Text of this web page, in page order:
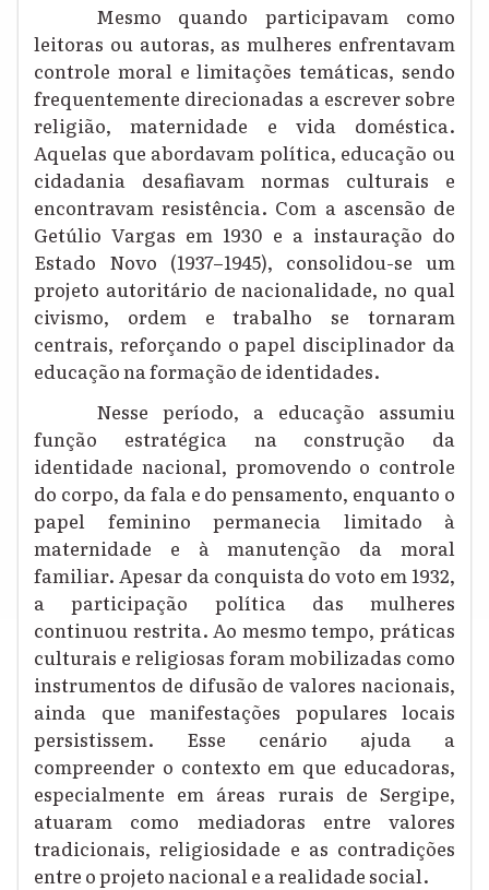
Mesmo quando participavam como
leitoras ou autoras, as mulheres enfrentavam
controle moral e limitações temáticas, sendo
frequentemente direcionadas a escrever sobre
religião, maternidade e vida doméstica.
Aquelas que abordavam política, educação ou
cidadania desafiavam normas culturais e
encontravam resistência. Com a ascensão de
Getúlio Vargas em 1930 e a instauração do
Estado Novo (1937–1945), consolidou-se um
projeto autoritário de nacionalidade, no qual
civismo, ordem e trabalho se tornaram
centrais, reforçando o papel disciplinador da
educação na formação de identidades.
Nesse período, a educação assumiu
função estratégica na construção da
identidade nacional, promovendo o controle
do corpo, da fala e do pensamento, enquanto o
papel feminino permanecia limitado à
maternidade e à manutenção da moral
familiar. Apesar da conquista do voto em 1932,
a participação política das mulheres
continuou restrita. Ao mesmo tempo, práticas
culturais e religiosas foram mobilizadas como
instrumentos de difusão de valores nacionais,
ainda que manifestações populares locais
persistissem. Esse cenário ajuda a
compreender o contexto em que educadoras,
especialmente em áreas rurais de Sergipe,
atuaram como mediadoras entre valores
tradicionais, religiosidade e as contradições
entre o projeto nacional e a realidade social.